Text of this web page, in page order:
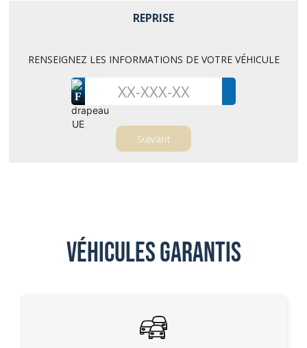
REPRISE
RENSEIGNEZ LES INFORMATIONS DE VOTRE VÉHICULE
F
Véhicules garantis